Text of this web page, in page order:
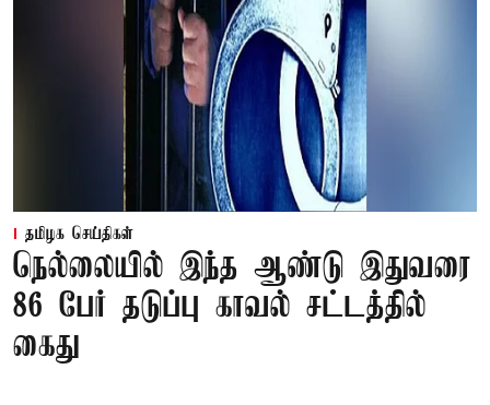
தமிழக செய்திகள்
நெல்லையில் இந்த ஆண்டு இதுவரை
86 பேர் தடுப்பு காவல் சட்டத்தில்
கைது